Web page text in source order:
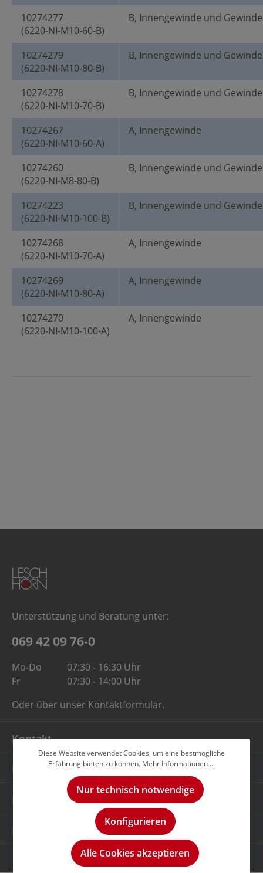
10274277
(6220-NI-M10-60-B)
B, Innengewinde und
10274279
(6220-NI-M10-80-B)
B, Innengewinde und
10274278
(6220-NI-M10-70-B)
B, Innengewinde und
10274267
(6220-NI-M10-60-A)
A, Innengewinde
10274260
(6220-NI-M8-80-B)
B, Innengewinde und
10274223
(6220-NI-M10-100-B)
B, Innengewinde und
10274268
(6220-NI-M10-70-A)
A, Innengewinde
10274269
(6220-NI-M10-80-A)
A, Innengewinde
10274270
(6220-NI-M10-100-A)
A, Innengewinde
Unterstützung und Beratung unter:
069 42 09 76-0
Mo-Do
07:30 - 16:30 Uhr
Fr
07:30 - 14:00 Uhr
Oder über unser Kontaktformular.
Kontakt
Unternehmen
Rechtliches
Diese Website verwendet Cookies, um eine bestmögliche
Erfahrung bieten zu können. Mehr Informationen ...
Nur technisch notwendige
Konfigurieren
Alle Cookies akzeptieren